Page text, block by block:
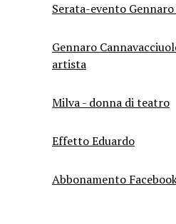
Serata-evento
Gennaro
artista
Milva - donna di teatro
Effetto Eduardo
Abbonamento